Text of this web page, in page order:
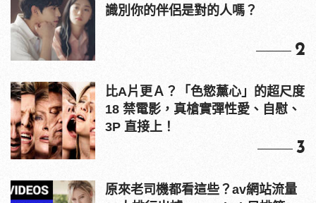
識別你的伴侶是對的人嗎？
2
比A片更Ａ？「色慾薰心」的超尺度
18 禁電影，真槍實彈性愛、自慰、
3P 直接上！
3
原來老司機都看這些？av網站流量